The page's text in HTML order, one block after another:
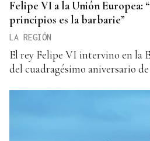
Felipe VI a la Unión Europea:
principios es la barbarie”
LA REGIÓN
El rey Felipe VI intervino en la
del cuadragésimo aniversario